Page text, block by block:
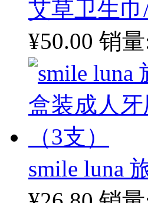
艾草卫生
¥50.00 销
smile luna